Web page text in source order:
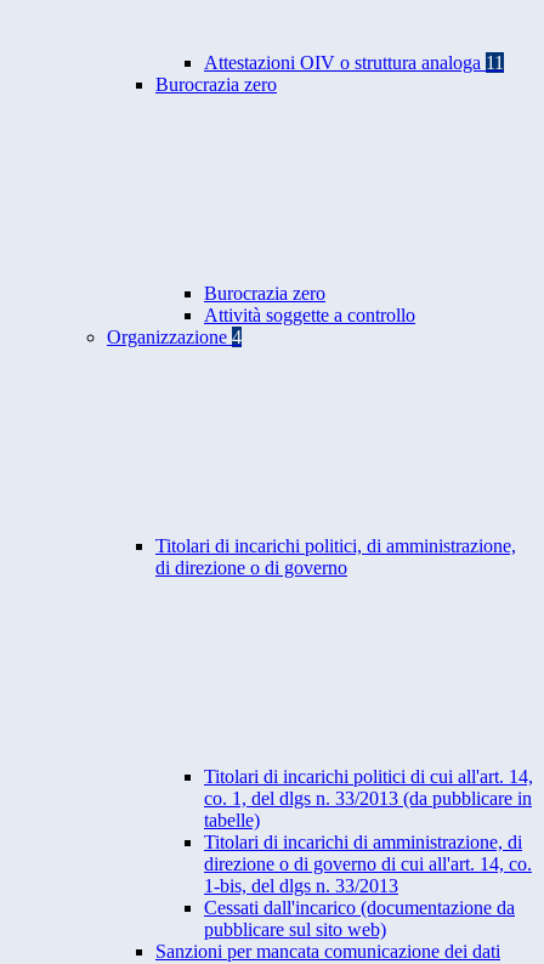
Attestazioni OIV o struttura analoga 11
Burocrazia zero
Burocrazia zero
Attività soggette a controllo
Organizzazione 4
Titolari di incarichi politici, di amministrazione,
di direzione o di governo
Titolari di incarichi politici di cui all'art. 14,
co. 1, del dlgs n. 33/2013 (da pubblicare in
tabelle)
Titolari di incarichi di amministrazione, di
direzione o di governo di cui all'art. 14, co.
1-bis, del dlgs n. 33/2013
Cessati dall'incarico (documentazione da
pubblicare sul sito web)
Sanzioni per mancata comunicazione dei dati